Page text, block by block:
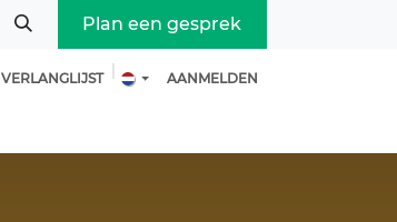
Plan een gesprek
VERLANGLIJST AANMELDEN